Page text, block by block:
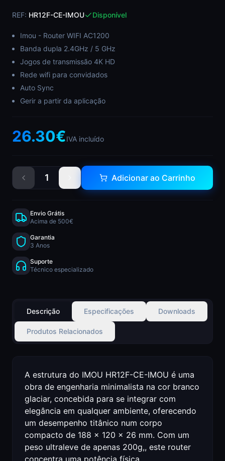
REF: HR12F-CE-IMOU Disponível
Imou - Router WIFI AC1200
Banda dupla 2.4GHz / 5 GHz
Jogos de transmissão 4K HD
Rede wifi para convidados
Auto Sync
Gerir a partir da aplicação
26.30€IVA incluído
1 Adicionar ao Carrinho
Envio Grátis
Acima de 500€
Garantia
3 Anos
Suporte
Técnico especializado
Descrição Especificações Downloads
Produtos Relacionados
A estrutura do IMOU HR12F-CE-IMOU é uma
obra de engenharia minimalista na cor branco
glaciar, concebida para se integrar com
elegância em qualquer ambiente, oferecendo
um desempenho titânico num corpo
compacto de 188 x 120 x 26 mm. Com um
peso ultraleve de apenas 200g,, este router
concentra uma potência física